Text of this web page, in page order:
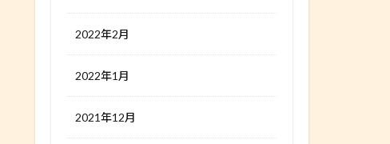
2022年2月
2022年1月
2021年12月